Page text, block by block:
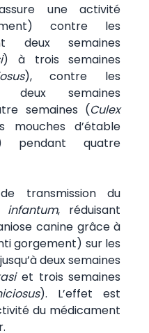
une activité
contre les
deux semaines
) à trois semaines
), contre les
deux semaines
semaines (Culex
d’étable
pendant quatre
transmission du
infantum, réduisant
canine grâce à
gorgement) sur les
deux semaines
et trois semaines
). L’effet est
du médicament